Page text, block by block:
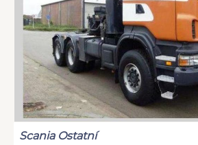
Scania Ostatní